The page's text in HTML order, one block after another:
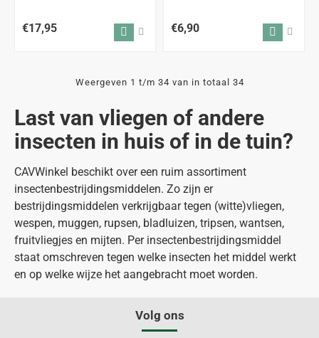
Last van vliegen of andere
insecten in huis of in de tuin?
CAVWinkel beschikt over een ruim assortiment
insectenbestrijdingsmiddelen. Zo zijn er
bestrijdingsmiddelen verkrijgbaar tegen (witte)vliegen,
wespen, muggen, rupsen, bladluizen, tripsen, wantsen,
fruitvliegjes en mijten. Per insectenbestrijdingsmiddel
staat omschreven tegen welke insecten het middel werkt
en op welke wijze het aangebracht moet worden.
€17,95 €6,90
Weergeven 1 t/m 34 van in totaal 34
Volg ons